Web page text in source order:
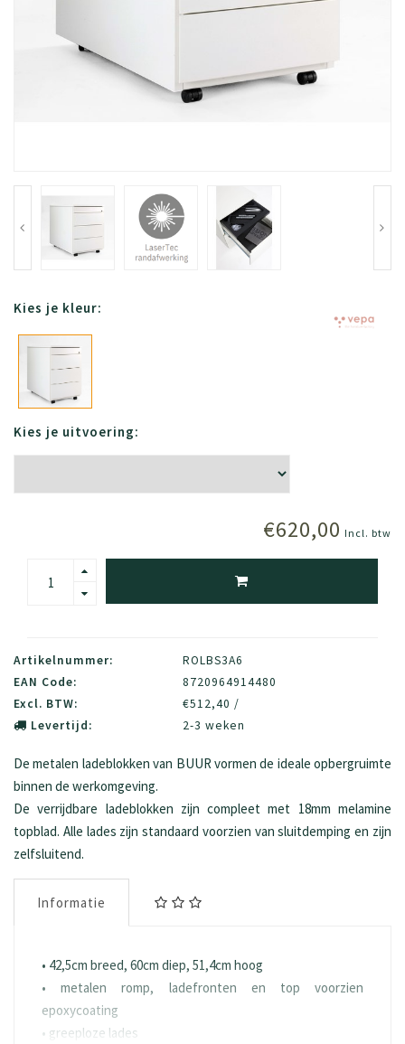
Kies je kleur:
Kies je uitvoering:
€620,00 Incl. btw
Artikelnummer:
ROLBS3A6
EAN Code:
8720964914480
Excl. BTW:
€512,40 /
Levertijd:
2-3 weken
De metalen ladeblokken van BUUR vormen de ideale opbergruimte
binnen de werkomgeving.
De verrijdbare ladeblokken zijn compleet met 18mm melamine
topblad. Alle lades zijn standaard voorzien van sluitdemping en zijn
zelfsluitend.
Informatie
• 42,5cm breed, 60cm diep, 51,4cm hoog
• metalen romp, ladefronten en top voorzien
epoxycoating
• greeploze lades